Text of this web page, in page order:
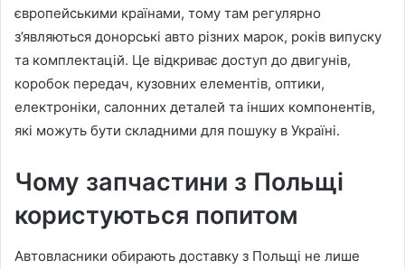
європейськими країнами, тому там регулярно
з’являються донорські авто різних марок, років випуску
та комплектацій. Це відкриває доступ до двигунів,
коробок передач, кузовних елементів, оптики,
електроніки, салонних деталей та інших компонентів,
які можуть бути складними для пошуку в Україні.
Чому запчастини з Польщі
користуються попитом
Автовласники обирають доставку з Польщі не лише